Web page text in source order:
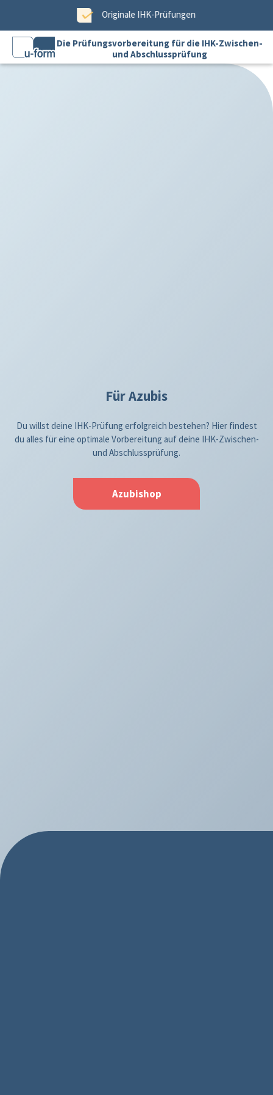
Zum Hauptinhalt springen Originale IHK-Prüfungen
Die Prüfungsvorbereitung für die IHK-Zwischen-
und Abschlussprüfung
Für Azubis
Du willst deine IHK-Prüfung erfolgreich bestehen? Hier findest
du alles für eine optimale Vorbereitung auf deine IHK-Zwischen-
und Abschlussprüfung.
Azubishop